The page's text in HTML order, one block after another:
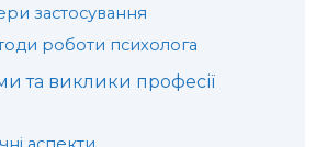
застосування
роботи психолога
та виклики професії